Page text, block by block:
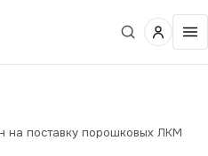
на поставку порошковых ЛКМ